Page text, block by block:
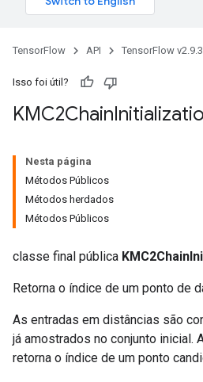
TensorFlow API TensorFlow v2.9.3
Isso foi útil?
KMC2Chain
Nesta página
Métodos Públicos
Métodos herdados
Métodos Públicos
classe final pública
Retorna o índice de um ponto de
As entradas em distâncias são
já amostrados no conjunto inicial.
retorna o índice de um ponto